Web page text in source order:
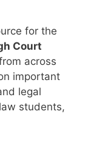
for the
Court
across
important
legal
students,